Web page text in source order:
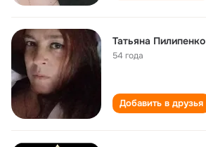
Татьяна Пилипенко
54 года
Добавить в друзья